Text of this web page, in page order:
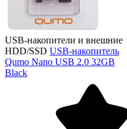
USB-накопители и внешние
HDD/SSD USB-накопитель
Qumo Nano USB 2.0 32GB
Black